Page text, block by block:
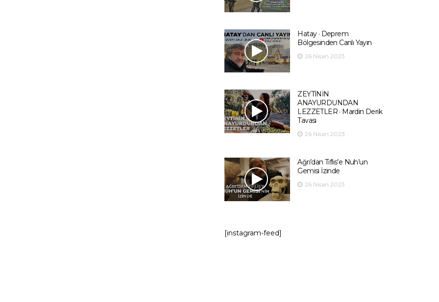
Hatay · Deprem
Bölgesinden Canlı Yayın
26 Nisan 2023
ZEYTİNİN
ANAYURDUNDAN
LEZZETLER · Mardin Derik
Tavası
26 Nisan 2023
Ağrı’dan Tiflis’e Nuh’un
Gemisi İzinde
26 Nisan 2023
[instagram-feed]